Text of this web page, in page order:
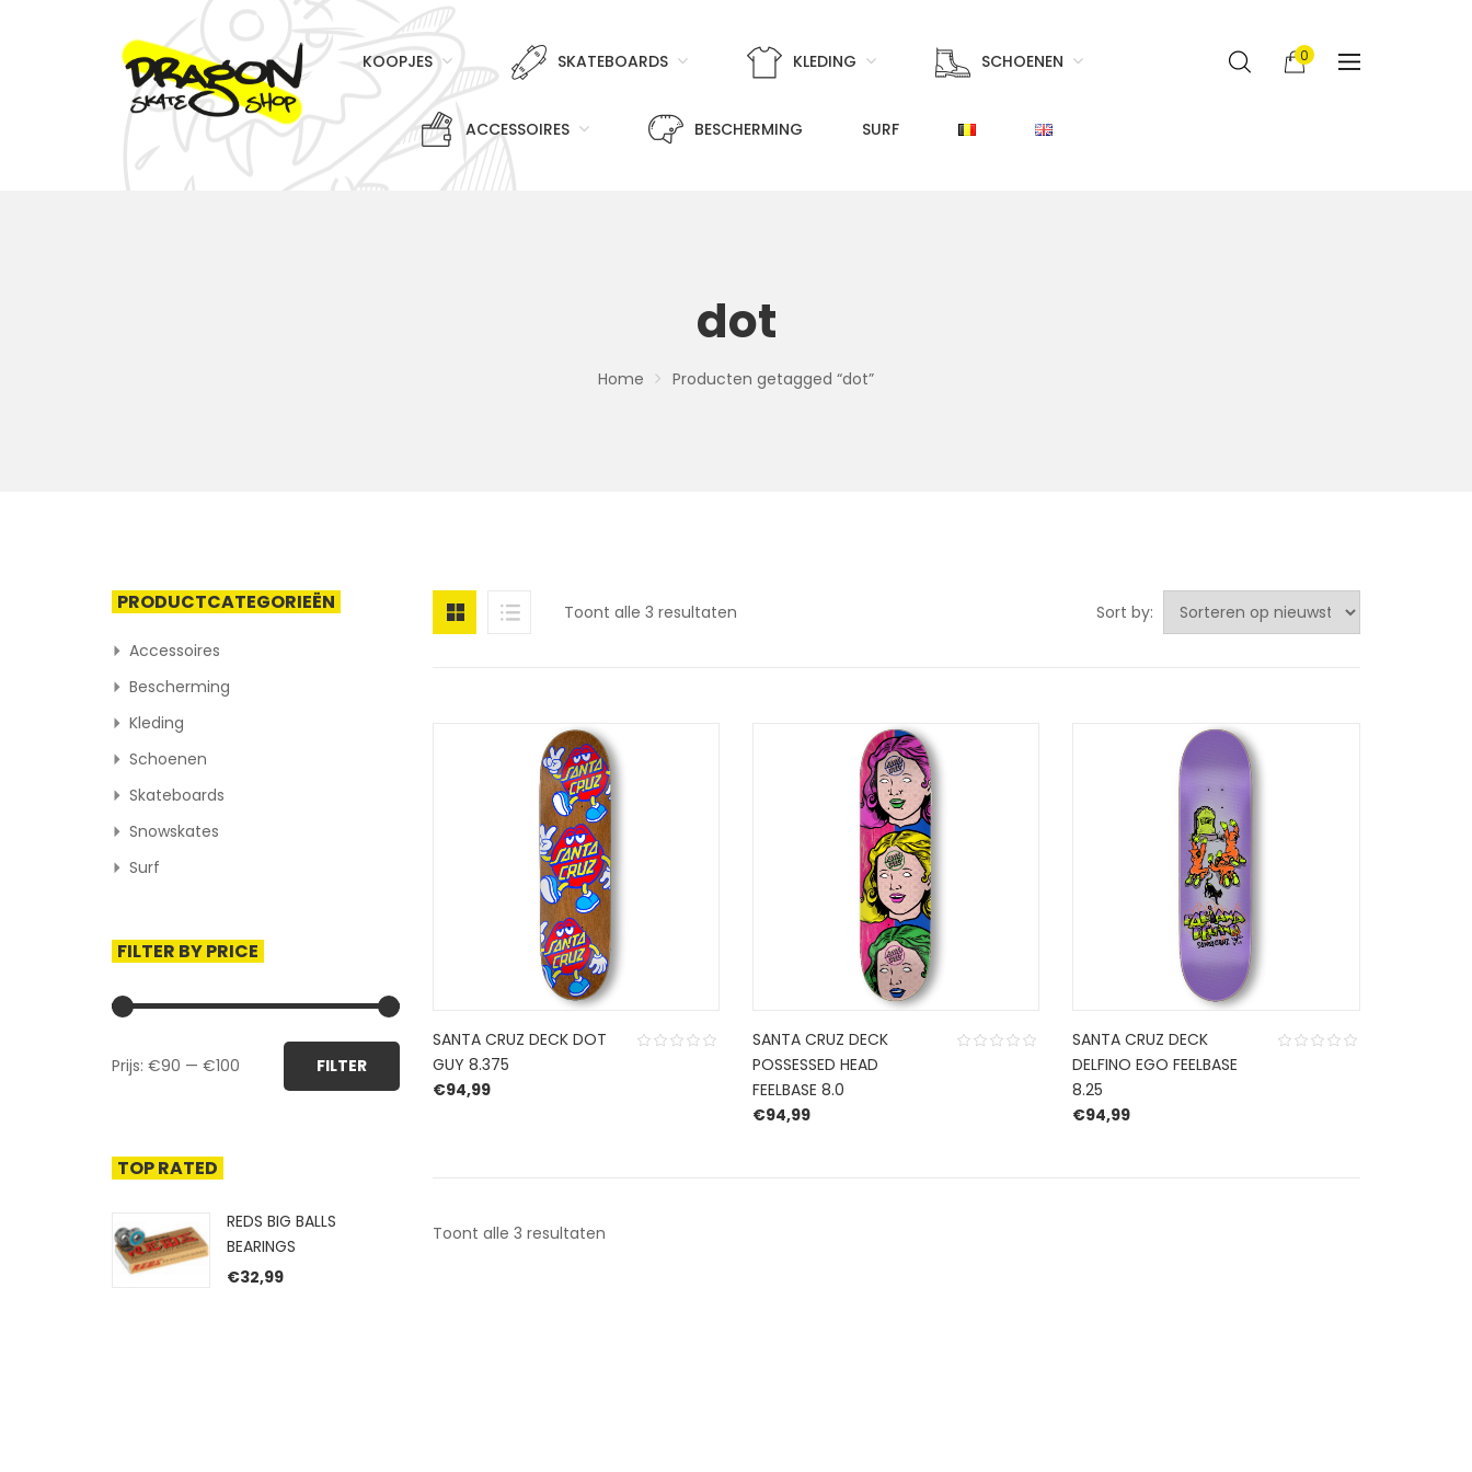
KOOPJES SKATEBOARDS KLEDING SCHOENEN
ACCESSOIRES BESCHERMING SURF
0
dot
Home Producten getagged “dot”
PRODUCTCATEGORIEËN
Accessoires
Bescherming
Kleding
Schoenen
Skateboards
Snowskates
Surf
FILTER BY PRICE
prijs
prijs
FILTER
Prijs: €90 — €100
TOP RATED
REDS BIG BALLS
BEARINGS
€32,99
Toont alle 3 resultatenGesorteerd
Sort by:
SANTA CRUZ DECK DOT
GUY 8.375
€94,99
SANTA CRUZ DECK
POSSESSED HEAD
FEELBASE 8.0
€94,99
SANTA CRUZ DECK
DELFINO EGO FEELBASE
8.25
€94,99
Toont alle 3 resultatenGesorteerd